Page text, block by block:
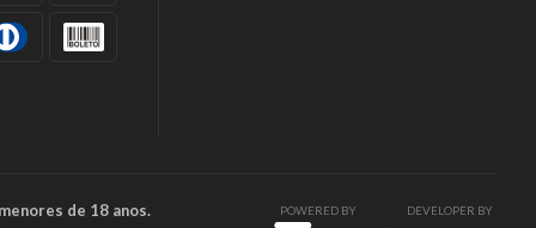
de 18 anos. POWERED BY DEVELOPER BY